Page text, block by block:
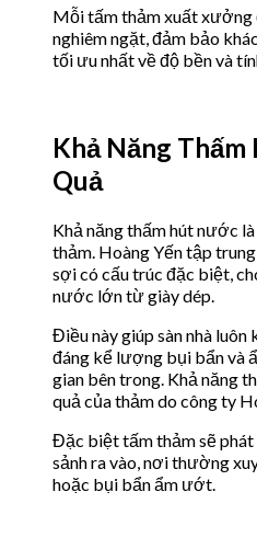
Mỗi tấm thảm xuất xưởng
nghiêm ngặt, đảm bảo
tối ưu nhất về độ bền và
Khả Năng
Quả
Khả năng thấm hút nước
thảm. Hoàng Yến tập
sợi có cấu trúc đặc biệt,
nước lớn từ giày dép.
Điều này giúp sàn nhà luôn
đáng kể lượng bụi bẩn và
gian bên trong. Khả năng
quả của thảm do công ty
Đặc biệt tấm thảm sẽ phát
sảnh ra vào, nơi thường
hoặc bụi bẩn ẩm ướt.